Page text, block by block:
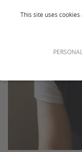
This site uses